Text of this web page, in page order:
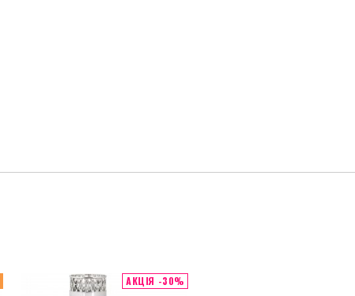
АКЦІЯ -30%